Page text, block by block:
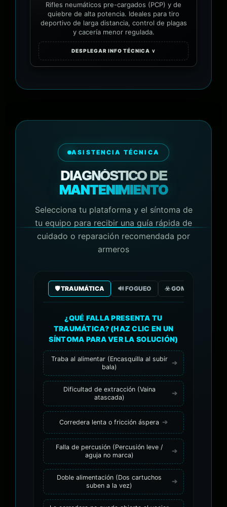
Rifles neumáticos pre-cargados (PCP) y de
quiebre de alta potencia. Ideales para tiro
deportivo de larga distancia, control de plagas
y cacería menor regulada.
DESPLEGAR INFO TÉCNICA ∨
ASISTENCIA TÉCNICA
DIAGNÓSTICO DE
MANTENIMIENTO
Selecciona tu plataforma y el síntoma de
tu equipo para recibir una guía rápida de
cuidado o reparación recomendada por
armeros
🛡️ TRAUMÁTICA 🔊 FOGUEO ☣️ GOMA/GAS CO2
¿QUÉ FALLA PRESENTA TU
TRAUMÁTICA? (HAZ CLIC EN UN
SÍNTOMA PARA VER LA SOLUCIÓN)
Traba al alimentar (Encasquilla al subir
bala)
Dificultad de extracción (Vaina
atascada)
Corredera lenta o fricción áspera
Falla de percusión (Percusión leve /
aguja no marca)
Doble alimentación (Dos cartuchos
suben a la vez)